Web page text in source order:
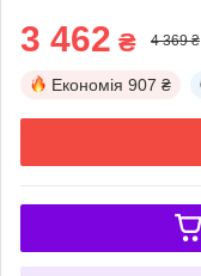
3 462 ₴ 4 369 ₴
Економія 907 ₴